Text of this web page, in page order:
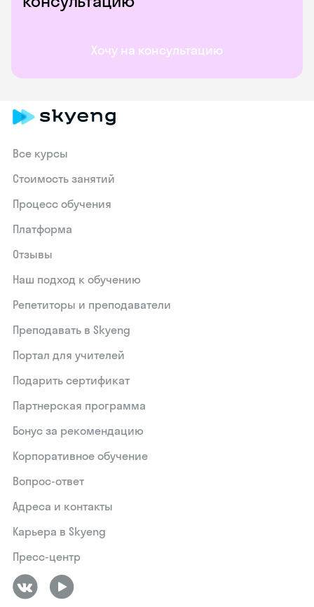
Хочу на консультацию
Все курсы
Стоимость занятий
Процесс обучения
Платформа
Отзывы
Наш подход к обучению
Репетиторы и преподаватели
Преподавать в Skyeng
Портал для учителей
Подарить сертификат
Партнерская программа
Бонус за рекомендацию
Корпоративное обучение
Вопрос-ответ
Адреса и контакты
Карьера в Skyeng
Пресс-центр